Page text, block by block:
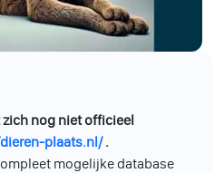
zich nog niet officieel
plaats.nl/.
mogelijke database